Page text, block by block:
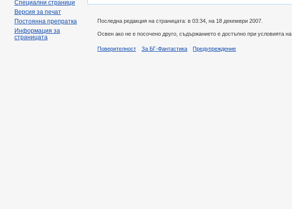
Специални страници
Версия за печат
Постоянна препратка
Информация за
страницата
Последна редакция на страницата: в 03:34, на 18 декември 2007.
Освен ако не е посочено друго, съдържанието е достъпно при условията на
Поверителност За БГ-Фантастика Предупреждение